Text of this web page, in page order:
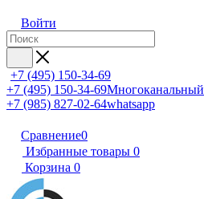
Войти
+7 (495) 150-34-69
+7 (495) 150-34-69Многоканальный
+7 (985) 827-02-64whatsapp
Сравнение0
Избранные товары 0
Корзина 0